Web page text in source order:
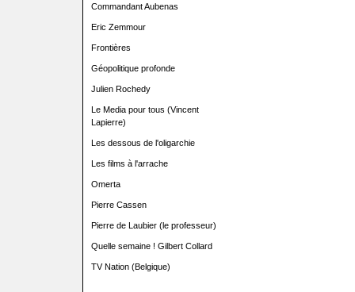
Commandant Aubenas
Eric Zemmour
Frontières
Géopolitique profonde
Julien Rochedy
Le Media pour tous (Vincent
Lapierre)
Les dessous de l'oligarchie
Les films à l'arrache
Omerta
Pierre Cassen
Pierre de Laubier (le professeur)
Quelle semaine ! Gilbert Collard
TV Nation (Belgique)